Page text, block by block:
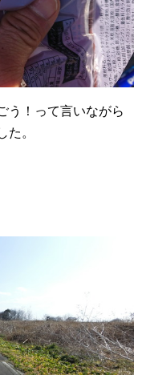
う！って言いながら
た。